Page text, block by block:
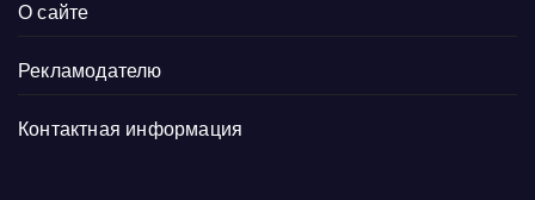
О сайте
Рекламодателю
Контактная информация